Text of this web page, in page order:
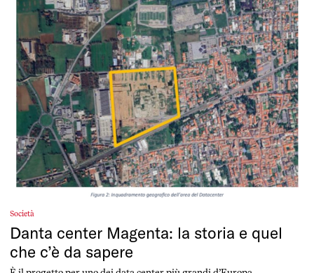
Società
Danta center Magenta: la storia e quel
che c’è da sapere